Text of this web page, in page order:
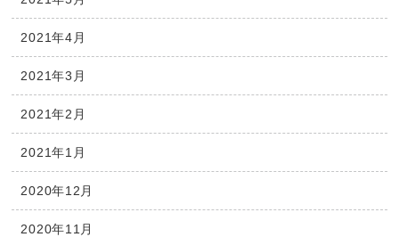
2021年4月
2021年3月
2021年2月
2021年1月
2020年12月
2020年11月